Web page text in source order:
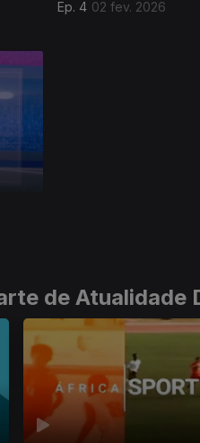
Ep. 4 02 fev. 2026
de Atualidade